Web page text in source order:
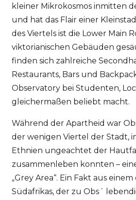
kleiner Mikrokosmos inmitten
und hat das Flair einer
des Viertels ist die Lower Main
viktorianischen Gebäuden
finden sich zahlreiche
Restaurants, Bars und
Observatory bei Studenten,
gleichermaßen beliebt macht.
Während der Apartheid war
der wenigen Viertel der Stadt,
Ethnien ungeachtet der
zusammenleben konnten –
„Grey Area“. Ein Fakt aus
Südafrikas, der zu Obs´